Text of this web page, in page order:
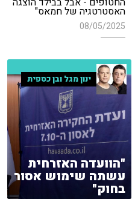
האסטרטגיה של חמאס"
08/05/2025
ינון מגל ובן כספית
"הוועדה האזרחית
עשתה שימוש אסור
בחוק"